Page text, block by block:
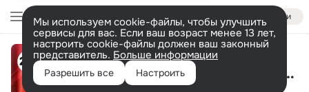
Войти
Мы используем cookie-файлы, чтобы улучшить
сервисы для вас. Если ваш возраст менее 13 лет,
настроить cookie-файлы должен ваш законный
представитель. Больше информации
Разрешить все Настроить Get on the Floor (Original Mix)